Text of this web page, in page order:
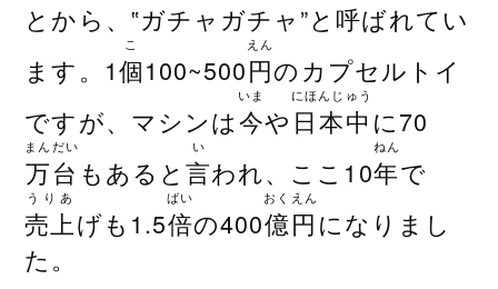
とから、‟ガチャガチャ”と 呼ばれてい
ます。1個
こ
100~500円
えん
のカプセルトイ
ですが、マシンは今
いま
や 日本中
にほんじゅう
に70
万台
まんだい
もあると 言
い
われ、ここ10年
ねん
で
売上
うりあ
げも1.5倍
ばい
の400億円
おくえん
になりまし
た。